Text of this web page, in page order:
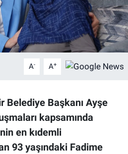
A- A+
Belediye Başkanı Ayşe
kapsamında
en kıdemli
93 yaşındaki Fadime